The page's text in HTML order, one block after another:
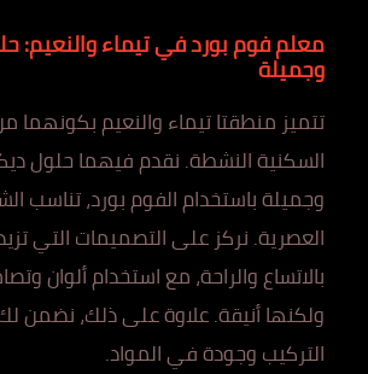
معلم فوم بورد في تيماء والنعيم:
وجميلة
تتميز منطقتا تيماء والنعيم بكونهما
السكنية النشطة. نقدم فيهما حلول
وجميلة باستخدام الفوم بورد، تناسب
العصرية. نركز على التصميمات التي
بالاتساع والراحة، مع استخدام ألوان
ولكنها أنيقة. علاوة على ذلك،
التركيب وجودة في المواد.